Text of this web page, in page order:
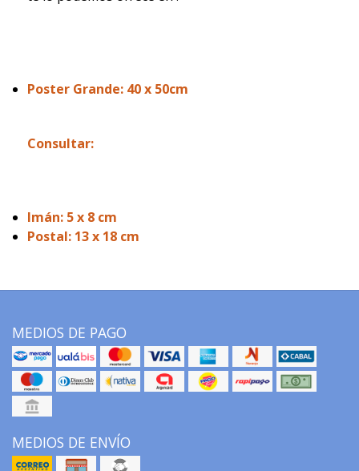
Poster Grande: 40 x 50cm
Consultar:
Imán: 5 x 8 cm
Postal: 13 x 18 cm
MEDIOS DE PAGO
MEDIOS DE ENVÍO